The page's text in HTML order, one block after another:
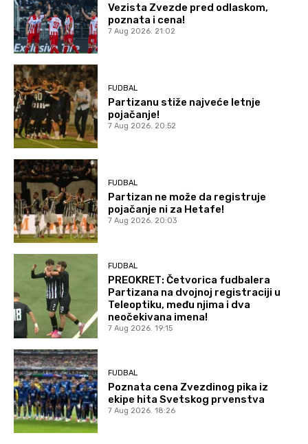
Vezista Zvezde pred odlaskom,
poznata i cena!
7 Aug 2026. 21:02
FUDBAL
Partizanu stiže najveće letnje
pojačanje!
7 Aug 2026. 20:52
FUDBAL
Partizan ne može da registruje
pojačanje ni za Hetafe!
7 Aug 2026. 20:03
FUDBAL
PREOKRET: Četvorica fudbalera
Partizana na dvojnoj registraciji u
Teleoptiku, među njima i dva
neočekivana imena!
7 Aug 2026. 19:15
FUDBAL
Poznata cena Zvezdinog pika iz
ekipe hita Svetskog prvenstva
7 Aug 2026. 18:26